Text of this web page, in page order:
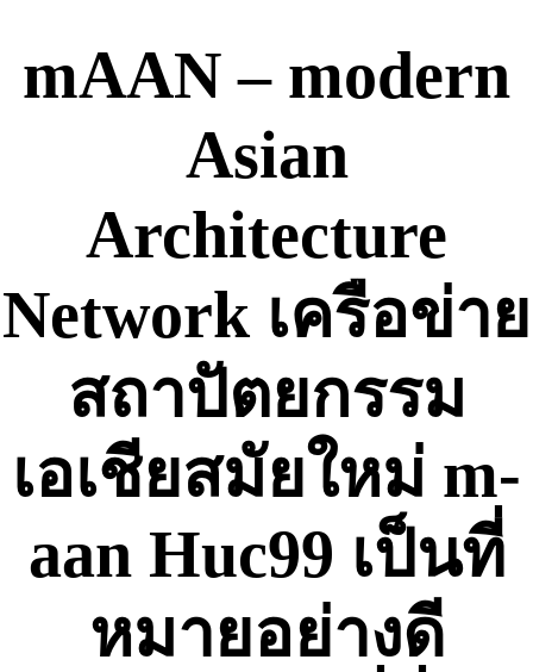
contentmAAN – modern
Asian
Architecture
Network เครือข่าย
สถาปัตยกรรม
เอเชียสมัยใหม่ m-
aan Huc99 เป็นที่
หมายอย่างดี